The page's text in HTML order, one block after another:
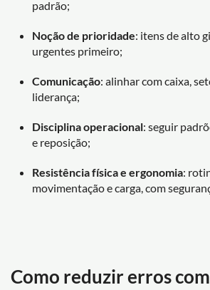
padrão;
Noção de prioridade: itens de alto
urgentes primeiro;
Comunicação: alinhar com caixa,
liderança;
Disciplina operacional: seguir
e reposição;
Resistência física e ergonomia:
movimentação e carga, com
Como reduzir erros